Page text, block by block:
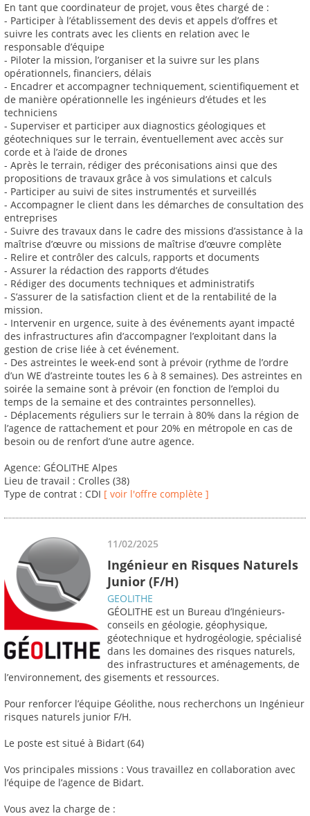
En tant que coordinateur de projet, vous êtes chargé de :
- Participer à l’établissement des devis et appels d’offres et
suivre les contrats avec les clients en relation avec le
responsable d’équipe
- Piloter la mission, l’organiser et la suivre sur les plans
opérationnels, financiers, délais
- Encadrer et accompagner techniquement, scientifiquement et
de manière opérationnelle les ingénieurs d’études et les
techniciens
- Superviser et participer aux diagnostics géologiques et
géotechniques sur le terrain, éventuellement avec accès sur
corde et à l’aide de drones
- Après le terrain, rédiger des préconisations ainsi que des
propositions de travaux grâce à vos simulations et calculs
- Participer au suivi de sites instrumentés et surveillés
- Accompagner le client dans les démarches de consultation des
entreprises
- Suivre des travaux dans le cadre des missions d’assistance à la
maîtrise d’œuvre ou missions de maîtrise d’œuvre complète
- Relire et contrôler des calculs, rapports et documents
- Assurer la rédaction des rapports d’études
- Rédiger des documents techniques et administratifs
- S’assurer de la satisfaction client et de la rentabilité de la
mission.
- Intervenir en urgence, suite à des événements ayant impacté
des infrastructures afin d’accompagner l’exploitant dans la
gestion de crise liée à cet événement.
- Des astreintes le week-end sont à prévoir (rythme de l’ordre
d’un WE d’astreinte toutes les 6 à 8 semaines). Des astreintes en
soirée la semaine sont à prévoir (en fonction de l’emploi du
temps de la semaine et des contraintes personnelles).
- Déplacements réguliers sur le terrain à 80% dans la région de
l’agence de rattachement et pour 20% en métropole en cas de
besoin ou de renfort d’une autre agence.
Agence: GÉOLITHE Alpes
Lieu de travail : Crolles (38)
Type de contrat : CDI [ voir l'offre complète ]
11/02/2025
Ingénieur en Risques Naturels
Junior (F/H)
GEOLITHE
GÉOLITHE est un Bureau d’Ingénieurs-
conseils en géologie, géophysique,
géotechnique et hydrogéologie, spécialisé
dans les domaines des risques naturels,
des infrastructures et aménagements, de
l’environnement, des gisements et ressources.
Pour renforcer l’équipe Géolithe, nous recherchons un Ingénieur
risques naturels junior F/H.
Le poste est situé à Bidart (64)
Vos principales missions : Vous travaillez en collaboration avec
l’équipe de l’agence de Bidart.
Vous avez la charge de :